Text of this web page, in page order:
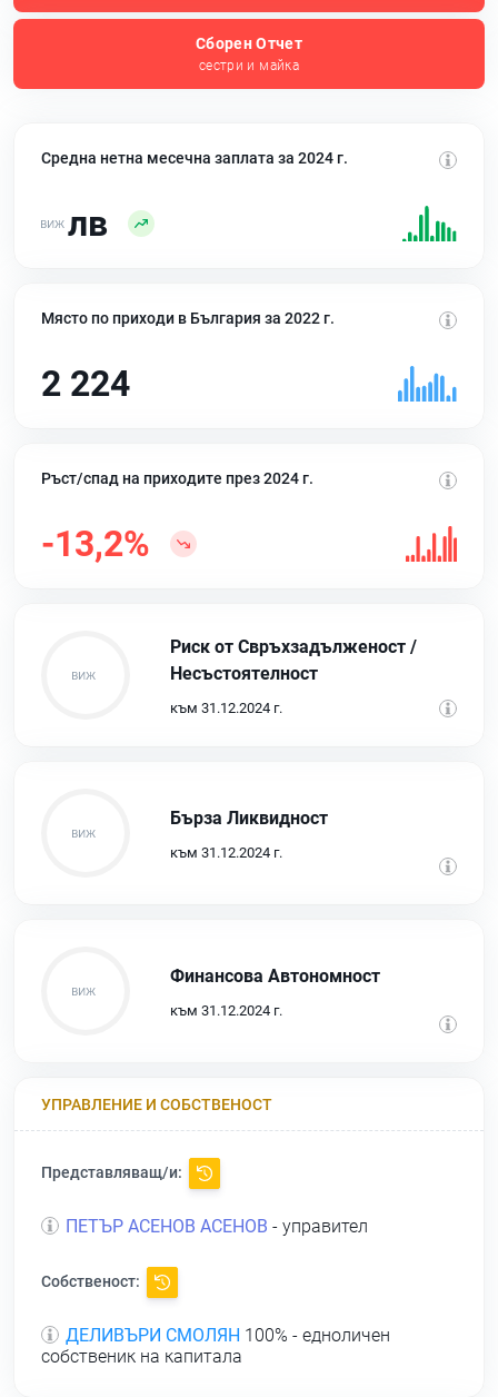
Сборен Отчет
сестри и майка
Средна нетна месечна заплата за 2024 г.
лв
Място по приходи в България за 2022 г.
2 224
Ръст/спад на приходите през 2024 г.
-13,2%
Риск от Свръхзадълженост /
Несъстоятелност
към 31.12.2024 г.
Бърза Ликвидност
към 31.12.2024 г.
Финансова Автономност
към 31.12.2024 г.
УПРАВЛЕНИЕ И СОБСТВЕНОСТ
Представляващ/и:
ПЕТЪР АСЕНОВ АСЕНОВ - управител
Собственост:
ДЕЛИВЪРИ СМОЛЯН 100% - едноличен
собственик на капитала